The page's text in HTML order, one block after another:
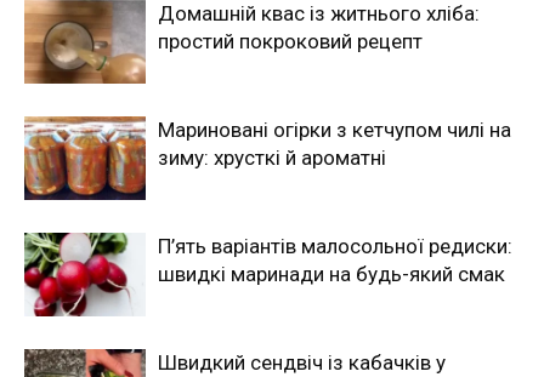
Домашній квас із житнього хліба:
простий покроковий рецепт
Мариновані огірки з кетчупом чилі на
зиму: хрусткі й ароматні
П’ять варіантів малосольної редиски:
швидкі маринади на будь-який смак
Швидкий сендвіч із кабачків у